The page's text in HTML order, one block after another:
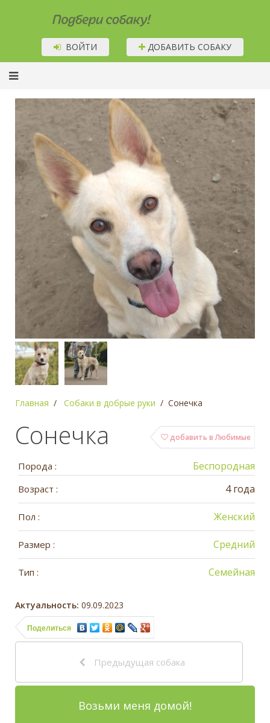
Подбери собаку!
ВОЙТИ ДОБАВИТЬ СОБАКУ
Главная Собаки в добрые руки Сонечка
добавить в Любимые
Сонечка
Порода : Беспородная
Возраст : 4 года
Пол : Женский
Размер : Средний
Тип : Семейная
Актуальность: 09.09.2023
Поделиться
Предыдущая собака
Возьми меня домой!